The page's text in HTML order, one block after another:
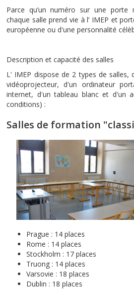
Parce qu’un numéro sur une porte
chaque salle prend vie à l’ IMEP et
européenne ou d'une personnalité
Description et capacité des salles
L' IMEP dispose de 2 types de salles,
vidéoprojecteur, d'un ordinateur
internet, d'un tableau blanc et d'un
conditions) :
Salles de formation
Prague : 14 places
Rome : 14 places
Stockholm : 17 places
Truong : 14 places
Varsovie : 18 places
Dublin : 18 places